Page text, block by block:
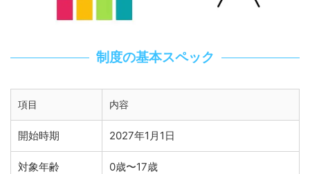
制度の基本スペック
項目 内容
開始時期 2027年1月1日
対象年齢 0歳〜17歳